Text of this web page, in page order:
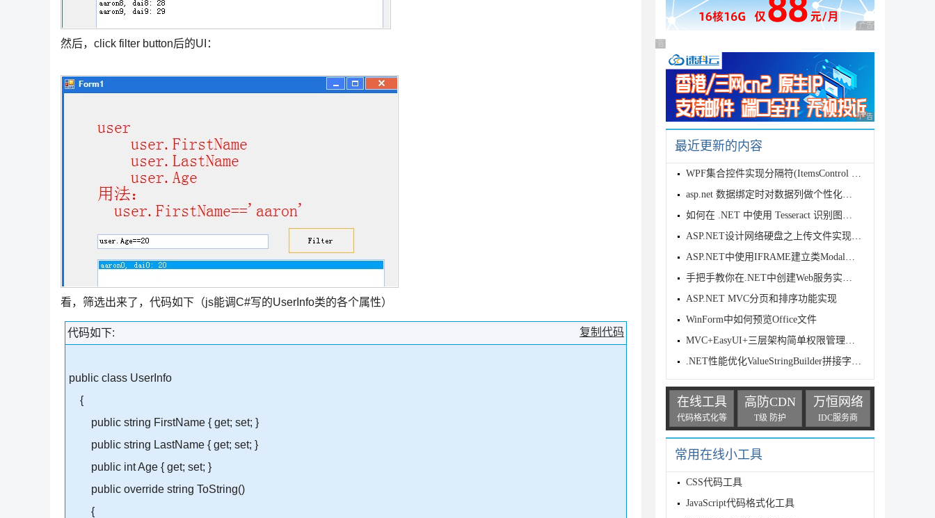
然后，click filter button后的UI：
看，筛选出来了，代码如下（js能调C#写的UserInfo类的各个属性）
复制代码
代码如下:
public class UserInfo
{
public string FirstName { get; set; }
public string LastName { get; set; }
public int Age { get; set; }
public override string ToString()
{
广告 商业广告，理性
广告 商业广告，理性选择
广告 商业广告，理性
最近更新的内容
WPF集合控件实现分隔符(ItemsControl Separator)
asp.net 数据绑定时对数据列做个性化处理
如何在 .NET 中使用 Tesseract 识别图片文字
ASP.NET设计网络硬盘之上传文件实现代码
ASP.NET中使用IFRAME建立类Modal窗口
手把手教你在.NET中创建Web服务实现方法
ASP.NET MVC分页和排序功能实现
WinForm中如何预览Office文件
MVC+EasyUI+三层架构简单权限管理系统
.NET性能优化ValueStringBuilder拼接字符串使用实例
在线工具
代码格式化等
高防CDN
T级 防护
万恒网络
IDC服务商
常用在线小工具
CSS代码工具
JavaScript代码格式化工具